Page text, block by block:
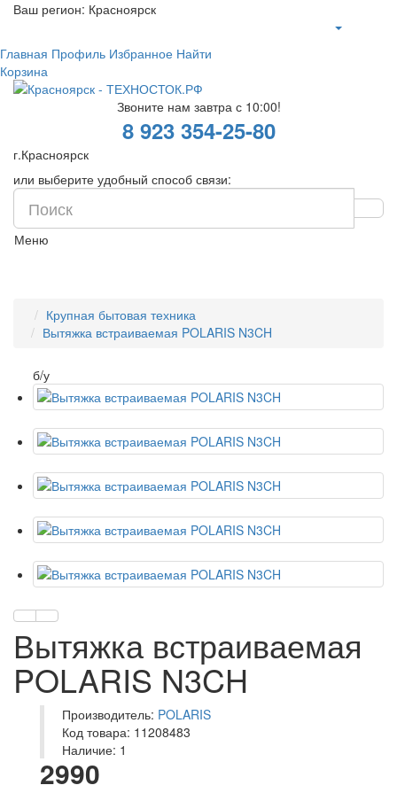
Ваш регион: Красноярск
Главная Профиль Избранное Найти
Корзина
Звоните нам завтра с 10:00!
8 923 354-25-80
г.Красноярск
или выберите удобный способ связи:
Меню
Крупная бытовая техника
Вытяжка встраиваемая POLARIS N3CH
б/у
Вытяжка встраиваемая
POLARIS N3CH
Производитель: POLARIS
Код товара: 11208483
Наличие: 1
2990